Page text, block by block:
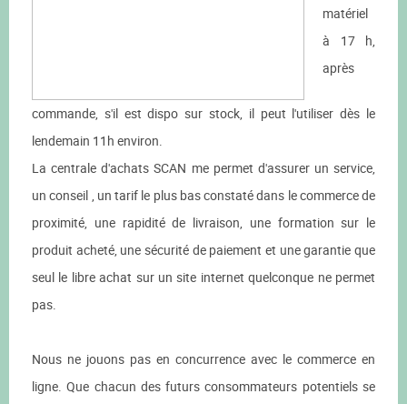
matériel
à 17 h,
après
commande, s'il est dispo sur stock, il peut l'utiliser dès le
lendemain 11h environ.
La centrale d'achats SCAN me permet d'assurer un service,
un conseil , un tarif le plus bas constaté dans le commerce de
proximité, une rapidité de livraison, une formation sur le
produit acheté, une sécurité de paiement et une garantie que
seul le libre achat sur un site internet quelconque ne permet
pas.
Nous ne jouons pas en concurrence avec le commerce en
ligne. Que chacun des futurs consommateurs potentiels se